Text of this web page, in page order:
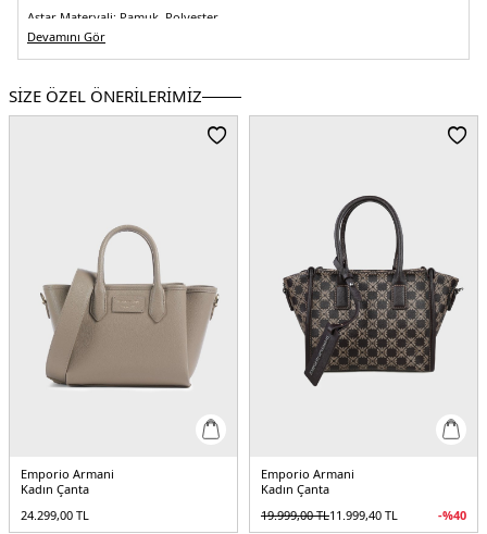
Astar Materyali: Pamuk, Polyester
Askı Türü:Ayarlanabilir Askılı
5DK2EW001484AF14786U6192.17
Devamını Gör
SİZE ÖZEL ÖNERİLERİMİZ
Emporio Armani
Kadın Çanta
24.299,00 TL
Emporio Armani
Kadın Çanta
19.999,00TL11.999,40 TL -%40